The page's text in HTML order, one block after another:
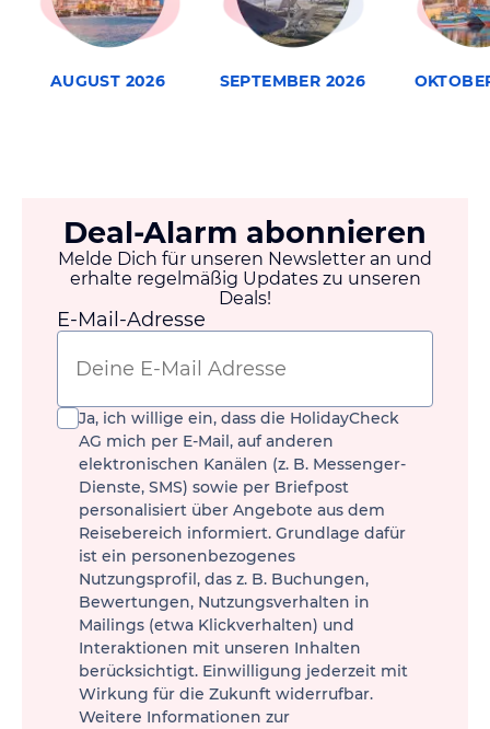
AUGUST 2026 SEPTEMBER 2026
Deal-Alarm abonnieren
Melde Dich für unseren Newsletter an und
erhalte regelmäßig Updates zu unseren
Deals!
E-Mail-Adresse
Ja, ich willige ein, dass die HolidayCheck
AG mich per E-Mail, auf anderen
elektronischen Kanälen (z. B. Messenger-
Dienste, SMS) sowie per Briefpost
personalisiert über Angebote aus dem
Reisebereich informiert. Grundlage dafür
ist ein personenbezogenes
Nutzungsprofil, das z. B. Buchungen,
Bewertungen, Nutzungsverhalten in
Mailings (etwa Klickverhalten) und
Interaktionen mit unseren Inhalten
berücksichtigt. Einwilligung jederzeit mit
Wirkung für die Zukunft widerrufbar.
Weitere Informationen zur